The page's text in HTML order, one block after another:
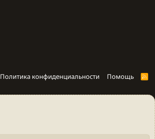
Политика конфиденциальности Помощь
R